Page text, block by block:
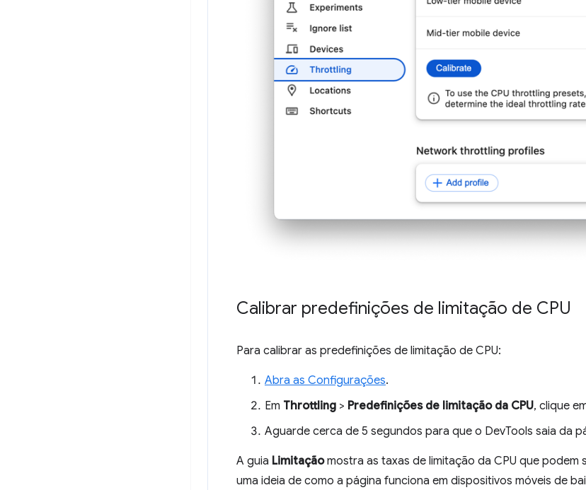
Calibrar predefinições de limitação de CPU
Para calibrar as predefinições de limitação de CPU:
Abra as Configurações.
Em Throttling > Predefinições de limitação da CPU, clique
Aguarde cerca de 5 segundos para que o DevTools saia da
A guia Limitaçãomostra as taxas de limitação da CPU que
uma ideia de como a página funciona em dispositivos móveis de